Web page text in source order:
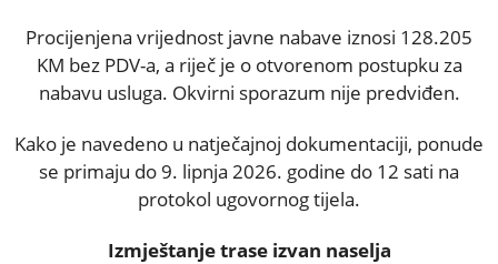
Procijenjena vrijednost javne nabave iznosi 128.205
KM bez PDV-a, a riječ je o otvorenom postupku za
nabavu usluga. Okvirni sporazum nije predviđen.
Kako je navedeno u natječajnoj dokumentaciji, ponude
se primaju do 9. lipnja 2026. godine do 12 sati na
protokol ugovornog tijela.
Izmještanje trase izvan naselja